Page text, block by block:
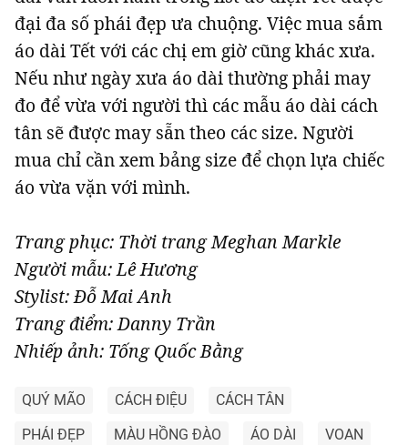
đại đa số phái đẹp ưa chuộng. Việc mua sắm
áo dài Tết với các chị em giờ cũng khác xưa.
Nếu như ngày xưa áo dài thường phải may
đo để vừa với người thì các mẫu áo dài cách
tân sẽ được may sẵn theo các size. Người
mua chỉ cần xem bảng size để chọn lựa chiếc
áo vừa vặn với mình.
Trang phục: Thời trang Meghan Markle
Người mẫu: Lê Hương
Stylist: Đỗ Mai Anh
Trang điểm: Danny Trần
Nhiếp ảnh: Tống Quốc Bằng
QUÝ MÃO CÁCH ĐIỆU
CÁCH TÂN
PHÁI ĐẸP
MÀU HỒNG ĐÀO ÁO DÀI
VOAN